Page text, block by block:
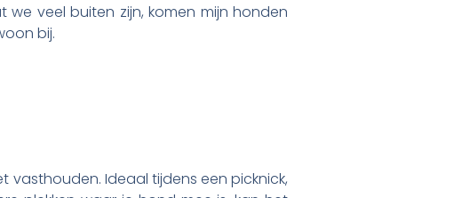
veel buiten zijn, komen mijn honden
bij.
Ideaal tijdens een picknick,